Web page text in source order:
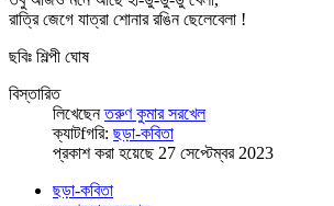
রাত্রি জেগে যাত্রা শোনার রঙিন ছেলেবেলা !
ছবিঃ শিল্পী ঘোষ
বিস্তারিত
লিখেছেনতরুণ কুমার সরখেল
ক্যাটfগরি: ছড়া-কবিতা
প্রকাশ করা হয়েছে 27 সেপ্টেম্বর 2023
ছড়া-কবিতা